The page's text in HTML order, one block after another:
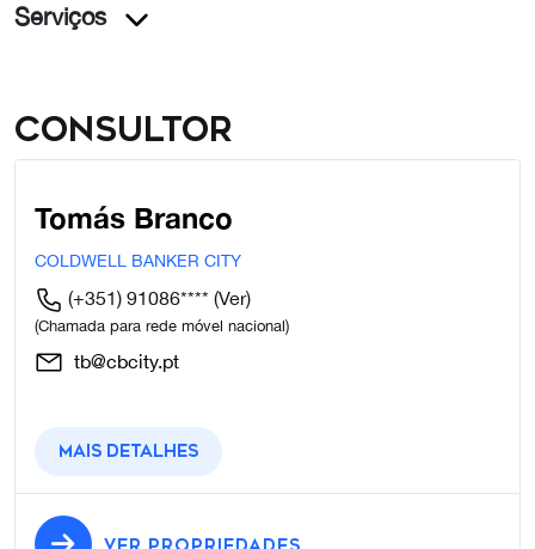
Serviços
Consultor
Tomás Branco
COLDWELL BANKER CITY
(+351) 91086**** (Ver)
(Chamada para rede móvel nacional)
tb@cbcity.pt
Mais detalhes